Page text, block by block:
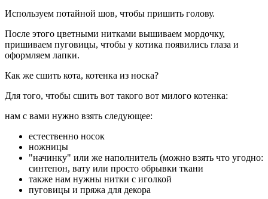
Используем потайной шов, чтобы пришить голову.
После этого цветными нитками вышиваем мордочку,
пришиваем пуговицы, чтобы у котика появились глаза и
оформляем лапки.
Как же сшить кота, котенка из носка?
Для того, чтобы сшить вот такого вот милого котенка:
нам с вами нужно взять следующее:
естественно носок
ножницы
"начинку" или же наполнитель (можно взять что угодно:
синтепон, вату или просто обрывки ткани
также нам нужны нитки с иголкой
пуговицы и пряжа для декора